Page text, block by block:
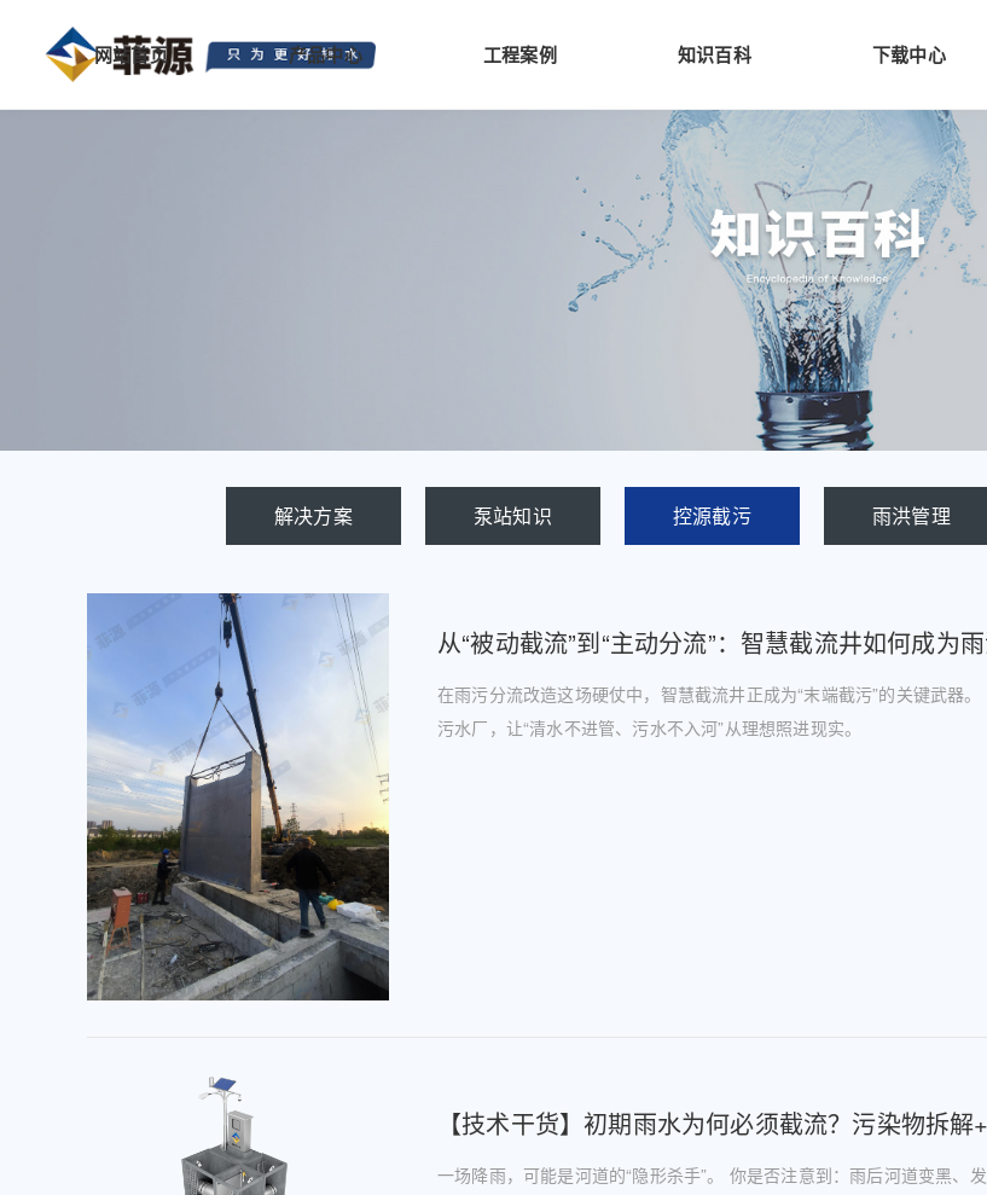
网站首页 产品中心 工程案例 知识百科 下载中心
解决方案 泵站知识 控源截污 雨洪管理
从“被动截流”到“主动分流”：智慧截流井如何成为
在雨污分流改造这场硬仗中，智慧截流井正成为“末端截污”的关键武器
污水厂，让“清水不进管、污水不入河”从理想照进现实。
【技术干货】初期雨水为何必须截流？污染物拆
一场降雨，可能是河道的“隐形杀手”。 你是否注意到：雨后河道变黑、